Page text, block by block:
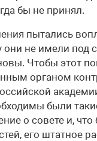
бы не принял.
пытались
они не имели под
Чтобы этот
органом
были
о совете и, что
его штатное